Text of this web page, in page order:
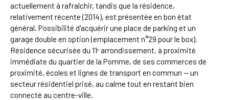
actuellement à rafraîchir, tandis que la résidence,
relativement récente (2014), est présentée en bon état
général. Possibilité d'acquérir une place de parking et un
garage double en option (emplacement n°29 pour le box).
Résidence sécurisée du 11ᵉ arrondissement, à proximité
immédiate du quartier de la Pomme, de ses commerces de
proximité, écoles et lignes de transport en commun — un
secteur résidentiel prisé, au calme tout en restant bien
connecté au centre-ville.